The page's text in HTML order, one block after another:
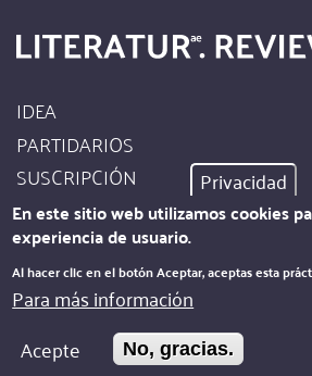
Footer
Site
Info
IDEA
PARTIDARIOS
SUSCRIPCIÓN
AUTORES
Footer
Kontakt
PIE DE IMPRENTA
PROTECCIÓN DE DATOS
Privacidad
En este sitio web utilizamos cookies
experiencia de usuario.
Al hacer clic en el botón Aceptar, aceptas esta
Para más información
Acepte
No, gracias.